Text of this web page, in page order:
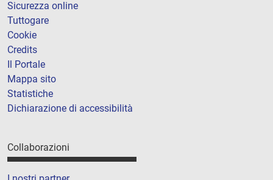
Sicurezza online
Tuttogare
Cookie
Credits
Il Portale
Mappa sito
Statistiche
Dichiarazione di accessibilità
Collaborazioni